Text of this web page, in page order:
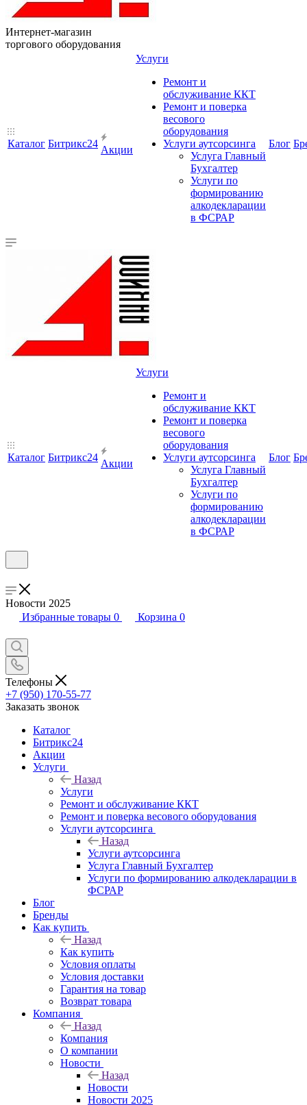
Интернет-магазин
торгового оборудования
Каталог Битрикс24
Акции
Услуги
Ремонт и
обслуживание ККТ
Ремонт и поверка
весового
оборудования
Услуги аутсорсинга
Услуга Главный
Бухгалтер
Услуги по
формированию
алкодекларации
в ФСРАР
Блог
Каталог Битрикс24
Акции
Услуги
Ремонт и
обслуживание ККТ
Ремонт и поверка
весового
оборудования
Услуги аутсорсинга
Услуга Главный
Бухгалтер
Услуги по
формированию
алкодекларации
в ФСРАР
Блог
Новости 2025
Избранные товары 0 Корзина 0
Телефоны
+7 (950) 170-55-77
Заказать звонок
Каталог
Битрикс24
Акции
Услуги
Назад
Услуги
Ремонт и обслуживание ККТ
Ремонт и поверка весового оборудования
Услуги аутсорсинга
Назад
Услуги аутсорсинга
Услуга Главный Бухгалтер
Услуги по формированию алкодекларации в
ФСРАР
Блог
Бренды
Как купить
Назад
Как купить
Условия оплаты
Условия доставки
Гарантия на товар
Возврат товара
Компания
Назад
Компания
О компании
Новости
Назад
Новости
Новости 2025